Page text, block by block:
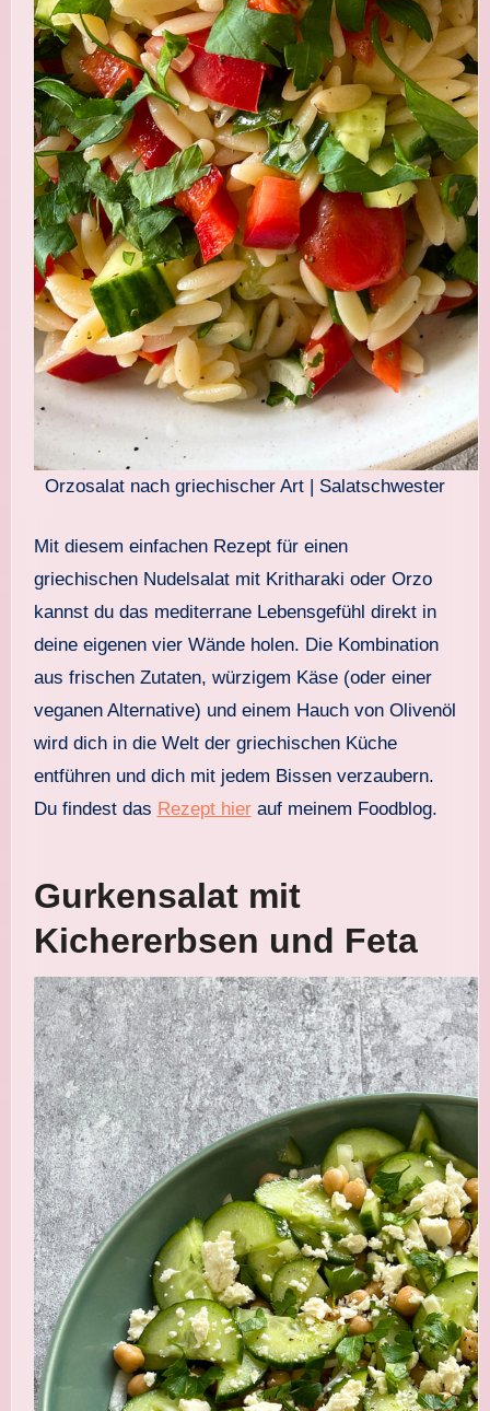
Orzosalat nach griechischer Art | Salatschwester
Mit diesem einfachen Rezept für einen
griechischen Nudelsalat mit Kritharaki oder Orzo
kannst du das mediterrane Lebensgefühl direkt in
deine eigenen vier Wände holen. Die Kombination
aus frischen Zutaten, würzigem Käse (oder einer
veganen Alternative) und einem Hauch von Olivenöl
wird dich in die Welt der griechischen Küche
entführen und dich mit jedem Bissen verzaubern.
Du findest das Rezept hierauf meinem Foodblog.
Gurkensalat mit
Kichererbsen und Feta